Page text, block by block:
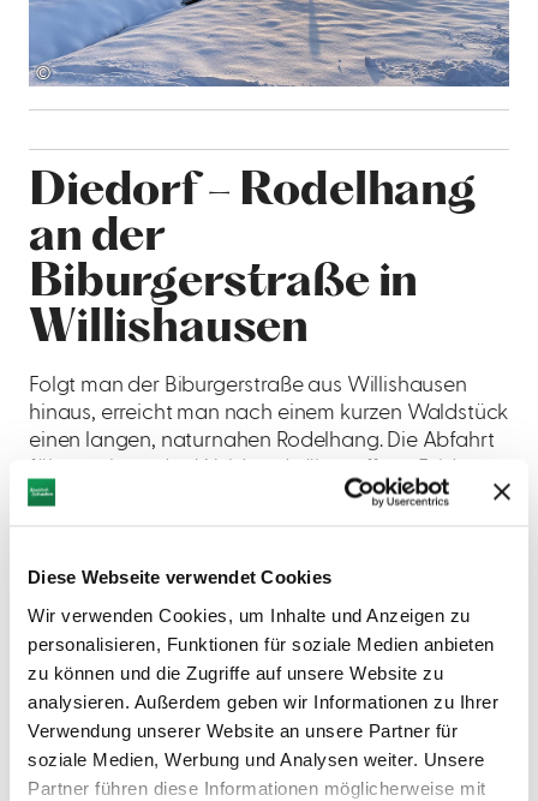
Diese Webseite verwendet Cookies
Wir verwenden Cookies, um Inhalte und Anzeigen zu
personalisieren, Funktionen für soziale Medien anbieten
zu können und die Zugriffe auf unsere Website zu
analysieren. Außerdem geben wir Informationen zu Ihrer
Verwendung unserer Website an unsere Partner für
soziale Medien, Werbung und Analysen weiter. Unsere
Partner führen diese Informationen möglicherweise mit
©
Diedorf – Rodelhang
an der
Biburgerstraße in
Willishausen
Folgt man der Biburgerstraße aus Willishausen
hinaus, erreicht man nach einem kurzen Waldstück
einen langen, naturnahen Rodelhang. Die Abfahrt
und bietet einen herrlichen Blick in die Landschaft.
Schwabmünchen –
Hügel im
Luitpoldpark